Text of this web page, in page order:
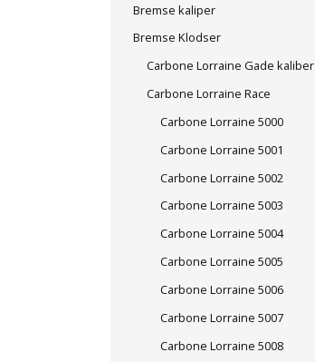
Bremse kaliper
Bremse Klodser
Carbone Lorraine Gade kaliber
Carbone Lorraine Race
Carbone Lorraine 5000
Carbone Lorraine 5001
Carbone Lorraine 5002
Carbone Lorraine 5003
Carbone Lorraine 5004
Carbone Lorraine 5005
Carbone Lorraine 5006
Carbone Lorraine 5007
Carbone Lorraine 5008